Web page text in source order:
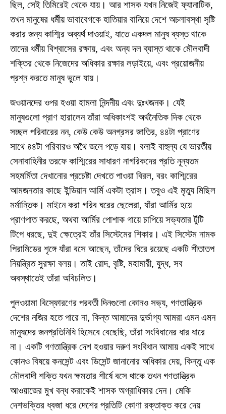
ছিল, সেই তিমিরেই থেকে যায়। আর শাসক যখন নিজেই ফ্যানাটিক,
তখন মানুষের ধর্মীয় ভাবাবেগকে হাতিয়ার বানিয়ে দেশে অচলাবস্থা সৃষ্টি
করার জন্য কাশ্মির অব্যর্থ দাওয়াই, যাতে একদল মানুষ ব্যস্ত থাকে
তাদের ধর্মীয় বিশ্বাসের রক্ষায়, এবং অন্য দল ব্যাস্ত থাকে মৌলবাদী
শক্তির থেকে নিজেদের অধিকার রক্ষার লড়াইয়ে, এবং প্রয়োজনীয়
প্রশ্ন করতে মানুষ ভুলে যায়।
জওয়ানদের ওপর হওয়া হামলা নিন্দনীয় এবং দুঃখজনক। যেই
মানুষগুলো প্রাণ হারালেন তাঁরা অধিকাংশই অর্থনৈতিক দিক থেকে
সচ্ছল পরিবারের নন, কেউ কেউ অনগ্রসর জাতির, ৪৪টা প্রাণের
সাথে ৪৪টা পরিবারও অথৈ জলে পড়ে যায়। বলাই বাহুল্য যে ভারতীয়
সেনাবাহিনীর তরফে কাশ্মিরের সাধারণ নাগরিকদের প্রতি নূন্যতম
সহমর্মিতা দেখানোর প্রচেষ্টা দেখতে পাওয়া বিরল, বরং কাশ্মিরের
আমজনতার কাছে ইন্ডিয়ান আর্মি একটা ত্রাস। তবুও এই মৃত্যু মিছিল
মর্মান্তিক। মাইনে করা গরিব ঘরের ছেলেরা, যাঁরা আর্মির হয়ে
প্রাণপাত করছে, অথবা আর্মির পোশাক গায়ে চাপিয়ে সভ্যতার টুঁটি
টিপে ধরছে, দুই ক্ষেত্রেই তাঁর সিস্টেমের শিকার। এই সিস্টেম নামক
পিরামিডের শৃঙ্গে যাঁরা বসে আছেন, তাঁদের ঘিরে রয়েছে একটি শীতাতপ
নিয়ন্ত্রিত সুরক্ষা বলয়। তাই রোদ, বৃষ্টি, মহামারী, যুদ্ধ, সব
অবস্থাতেই তাঁরা অবিচলিত।
পুলওয়ামা বিস্ফোরণের পরবর্তী দিনগুলো কোনও সভ্য, গণতান্ত্রিক
দেশের নজির হতে পারে না, কিন্ত আমাদের দুর্ভাগ্য আমরা এমন এমন
মানুষদের জনপ্রতিনিধি হিসেবে বেছেছি, তাঁরা সংবিধানের ধার ধারে
না। একটি গণতান্ত্রিক দেশ হওয়ার দরুণ সংবিধান আমায় একই সাথে
কোনও বিষয়ে কনসেন্ট এবং ডিসেন্ট জানানোর অধিকার দেয়, কিন্তু এক
মৌলবাদী শক্তি যখন ক্ষমতার শীর্ষে বসে থাকে তখন গণতান্ত্রিক
আওয়াজের মুখ বন্ধ করাকেই শাসক অগ্রাধিকার দেন। মেকি
দেশভক্তির ধ্বজা ধরে দেশের প্রতিটি কোণা রক্তাক্ত করে দেয়